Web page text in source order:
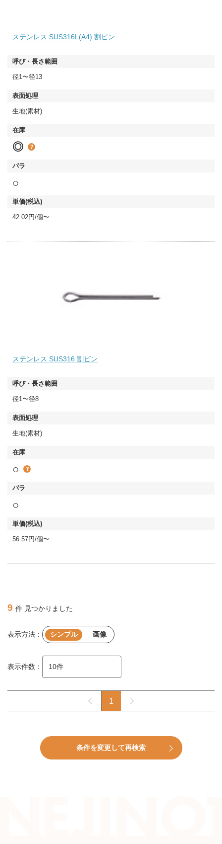
ステンレス SUS316L(A4) 割ピン
径1〜径13
生地(素材)
◎
○
42.02円/個〜
ステンレス SUS316 割ピン
径1〜径8
生地(素材)
○
○
56.57円/個〜
9 件 見つかりました
表示方法： シンプル 画像
表示件数：
1
条件を変更して再検索